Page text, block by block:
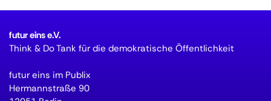
futur eins e.V.
Think & Do Tank für die demokratische Öffentlichkeit
futur eins im Publix
Hermannstraße 90